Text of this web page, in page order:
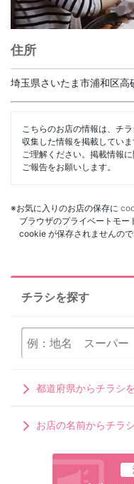
住所
埼玉県さいたま市浦和区
こちらのお店の情報は、チ
収集した情報を掲載してい
ご理解ください。掲載情報
ご報告をお願いします。
※お気に入りのお店の保存に
ブラウザのプライベートモ
cookie が保存されませんので
チラシを探す
都道府県からチラシ
お店の名前からチラ